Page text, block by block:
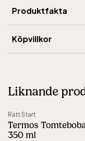
Produktfakta
Material
Vikt (gram):35
Artikelnummer
Köpvillkor
Ångerrätt:30
Liknande
Rätt Start
Termos
350 ml